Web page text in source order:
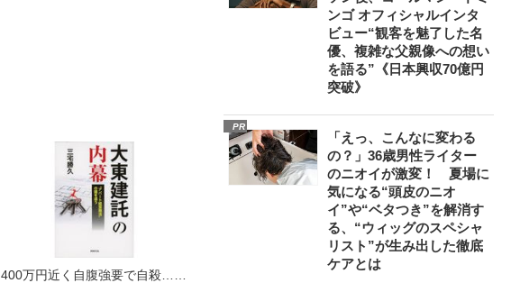
400万円近く自腹強要で自殺……
ンゴ オフィシャルインタ
ビュー“観客を魅了した名
優、複雑な父親像への想い
を語る”《日本興収70億円
突破》
PR
「えっ、こんなに変わる
の？」36歳男性ライター
のニオイが激変！ 夏場に
気になる“頭皮のニオ
イ”や“ベタつき”を解消す
る、“ウィッグのスペシャ
リスト”が生み出した徹底
ケアとは